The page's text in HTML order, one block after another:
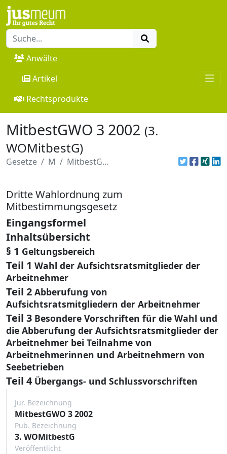
Anwälte
Artikel
Rechtsprodukte
MitbestGWO 3 2002 (3.
WOMitbestG)
Gesetze M MitbestGWO 3 2002
Dritte Wahlordnung zum
Mitbestimmungsgesetz
Eingangsformel
Inhaltsübersicht
§ 1 Geltungsbereich
Teil 1 Wahl der Aufsichtsratsmitglieder der
Arbeitnehmer
Teil 2 Abberufung von
Aufsichtsratsmitgliedern der Arbeitnehmer
Teil 3 Besondere Vorschriften für die Wahl und
die Abberufung der Aufsichtsratsmitglieder der
Arbeitnehmer bei Teilnahme von
Arbeitnehmerinnen und Arbeitnehmern von
Seebetrieben
Teil 4 Übergangs- und Schlussvorschriften
Jur. Bezeichnung
MitbestGWO 3 2002
Pub. Bezeichnung
3. WOMitbestG
Veröffentlicht